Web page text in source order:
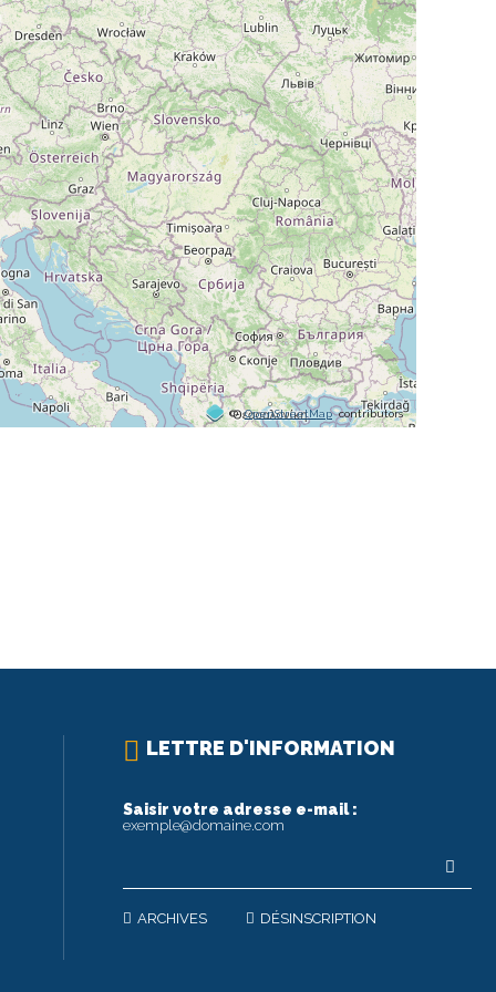
© OpenStreetMap contributors
LETTRE D'INFORMATION
Saisir votre adresse e-mail :
exemple@domaine.com
ARCHIVES DÉSINSCRIPTION